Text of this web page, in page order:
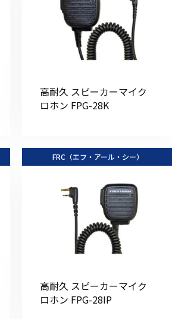
その他取扱商品
DCDCコンバーター/直流安定
業界使用例から探す
高耐久 スピーカーマイク
ロホン FPG-28K
FRC（エフ・アール・シー）
高耐久 スピーカーマイク
ロホン FPG-28IP